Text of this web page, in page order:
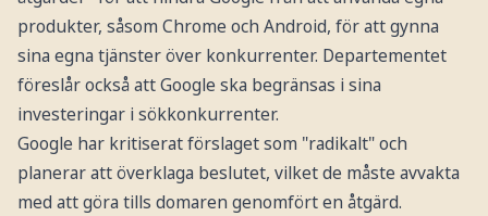
produkter, såsom Chrome och Android, för att gynna
sina egna tjänster över konkurrenter. Departementet
föreslår också att Google ska begränsas i sina
investeringar i sökkonkurrenter.
Google har kritiserat förslaget som "radikalt" och
planerar att överklaga beslutet, vilket de måste avvakta
med att göra tills domaren genomfört en åtgärd.